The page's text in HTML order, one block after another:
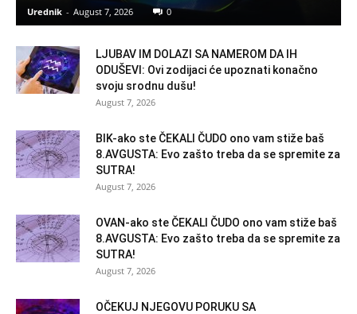
Urednik - August 7, 2026 0
LJUBAV IM DOLAZI SA NAMEROM DA IH
ODUŠEVI: Ovi zodijaci će upoznati konačno
svoju srodnu dušu!
August 7, 2026
BIK-ako ste ČEKALI ČUDO ono vam stiže baš
8.AVGUSTA: Evo zašto treba da se spremite za
SUTRA!
August 7, 2026
OVAN-ako ste ČEKALI ČUDO ono vam stiže baš
8.AVGUSTA: Evo zašto treba da se spremite za
SUTRA!
August 7, 2026
OČEKUJ NJEGOVU PORUKU SA